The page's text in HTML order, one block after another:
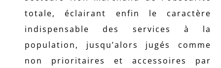
totale, éclairant enfin le caractère
indispensable des services à la
population, jusqu’alors jugés comme
non prioritaires et accessoires par